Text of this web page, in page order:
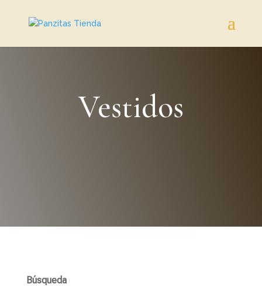
Vestidos
Búsqueda